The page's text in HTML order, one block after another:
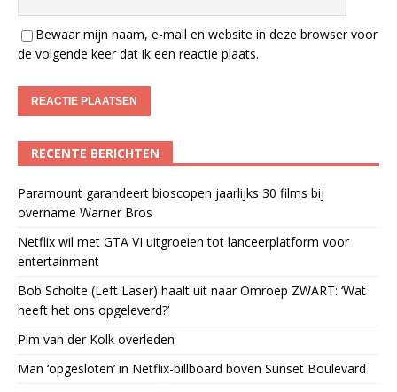
Bewaar mijn naam, e-mail en website in deze browser voor
de volgende keer dat ik een reactie plaats.
RECENTE BERICHTEN
Paramount garandeert bioscopen jaarlijks 30 films bij
overname Warner Bros
Netflix wil met GTA VI uitgroeien tot lanceerplatform voor
entertainment
Bob Scholte (Left Laser) haalt uit naar Omroep ZWART: ‘Wat
heeft het ons opgeleverd?’
Pim van der Kolk overleden
Man ‘opgesloten’ in Netflix-billboard boven Sunset Boulevard